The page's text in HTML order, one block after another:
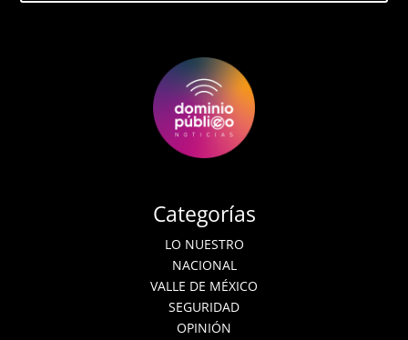
Categorías
LO NUESTRO
NACIONAL
VALLE DE MÉXICO
SEGURIDAD
OPINIÓN